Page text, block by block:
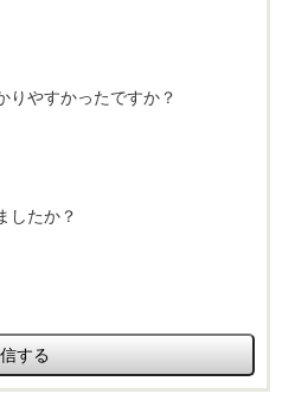
りやすかったですか？
したか？